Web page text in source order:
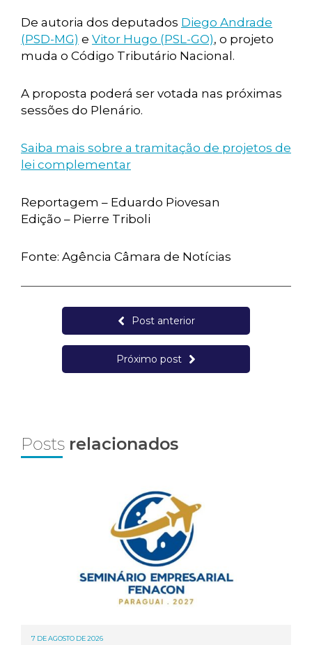
De autoria dos deputados Diego Andrade
(PSD-MG) e Vitor Hugo (PSL-GO), o projeto
muda o Código Tributário Nacional.
A proposta poderá ser votada nas próximas
sessões do Plenário.
Saiba mais sobre a tramitação de projetos de
lei complementar
Reportagem – Eduardo Piovesan
Edição – Pierre Triboli
Fonte: Agência Câmara de Notícias
Post anterior
Próximo post
Posts relacionados
7 DE AGOSTO DE 2026